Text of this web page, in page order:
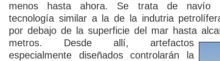
menos hasta ahora. Se trata de navío
tecnología similar a la de la indutria
por debajo de la superficie del mar hasta
metros. Desde allí, artefactos
especialmente diseñados controlarán la